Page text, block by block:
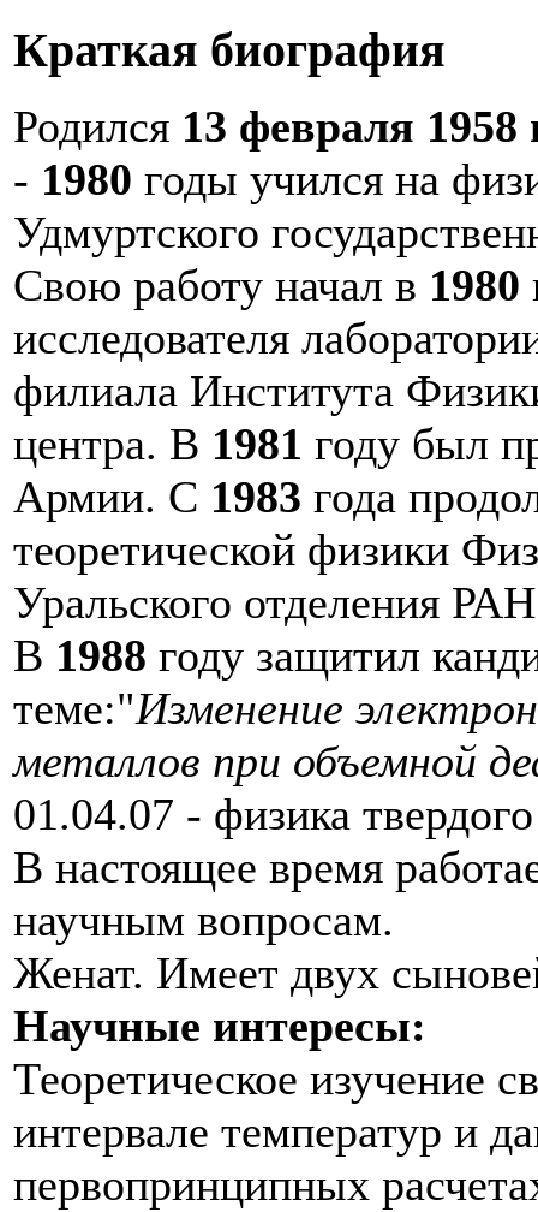
Краткая биография
Родился 13 февраля 1958
- 1980 годы учился на
Удмуртского
Свою работу начал в 1980
исследователя
филиала Института
центра. В 1981 году был
Армии. С 1983 года
теоретической физики
Уральского отделения
В 1988 году защитил
теме:"Изменение
металлов при объемной
01.04.07 - физика
В настоящее время
научным вопросам.
Женат. Имеет двух
Научные интересы:
Теоретическое изучение
интервале температур и
первопринципных